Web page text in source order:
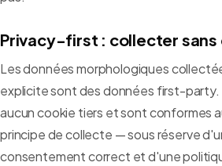
Privacy-first : collecter sans
Les données morphologiques
explicite sont des données first-party.
aucun cookie tiers et sont conformes
principe de collecte — sous réserve
consentement correct et d'une